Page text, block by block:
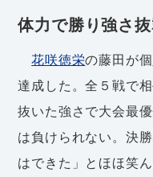
体力で勝り強さ
花咲徳栄の藤田が
達成した。全５戦で
抜いた強さで大会最
は負けられない。決
はできた」とほほ笑ん